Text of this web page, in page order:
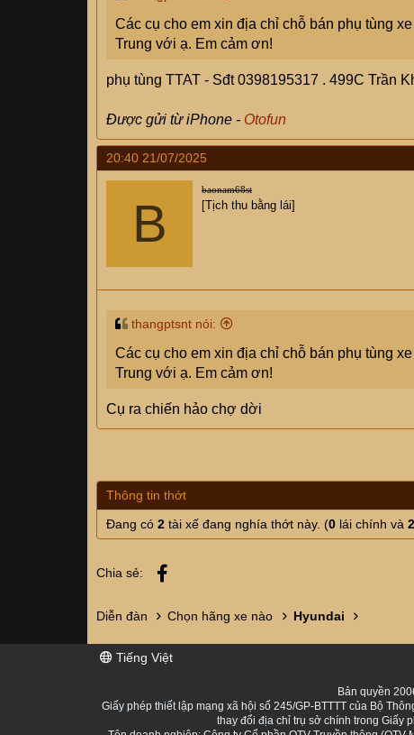
Các cụ cho em xin địa chỉ chỗ bán phụ tùng
Trung với ạ. Em cảm ơn!
phụ tùng TTAT - Sđt 0398195317 . 499C Trần
Được gửi từ iPhone - Otofun
20:40 21/07/2025
B
baonam68st
[Tịch thu bằng lái]
thangptsnt nói:
Các cụ cho em xin địa chỉ chỗ bán phụ tùng
Trung với ạ. Em cảm ơn!
Cụ ra chiến hảo chợ dời
Thông tin thớt
Đang có 2 tài xế đang nghía thớt này. (0 lái chính và 2
Chia sẻ:
Diễn đàn Chọn hãng xe nào Hyundai
Tiếng Việt
Bản quyền
Giấy phép thiết lập mạng xã hội số 245/GP-BTTTT của Bộ
thay đổi địa chỉ trụ sở chính trong Giấy